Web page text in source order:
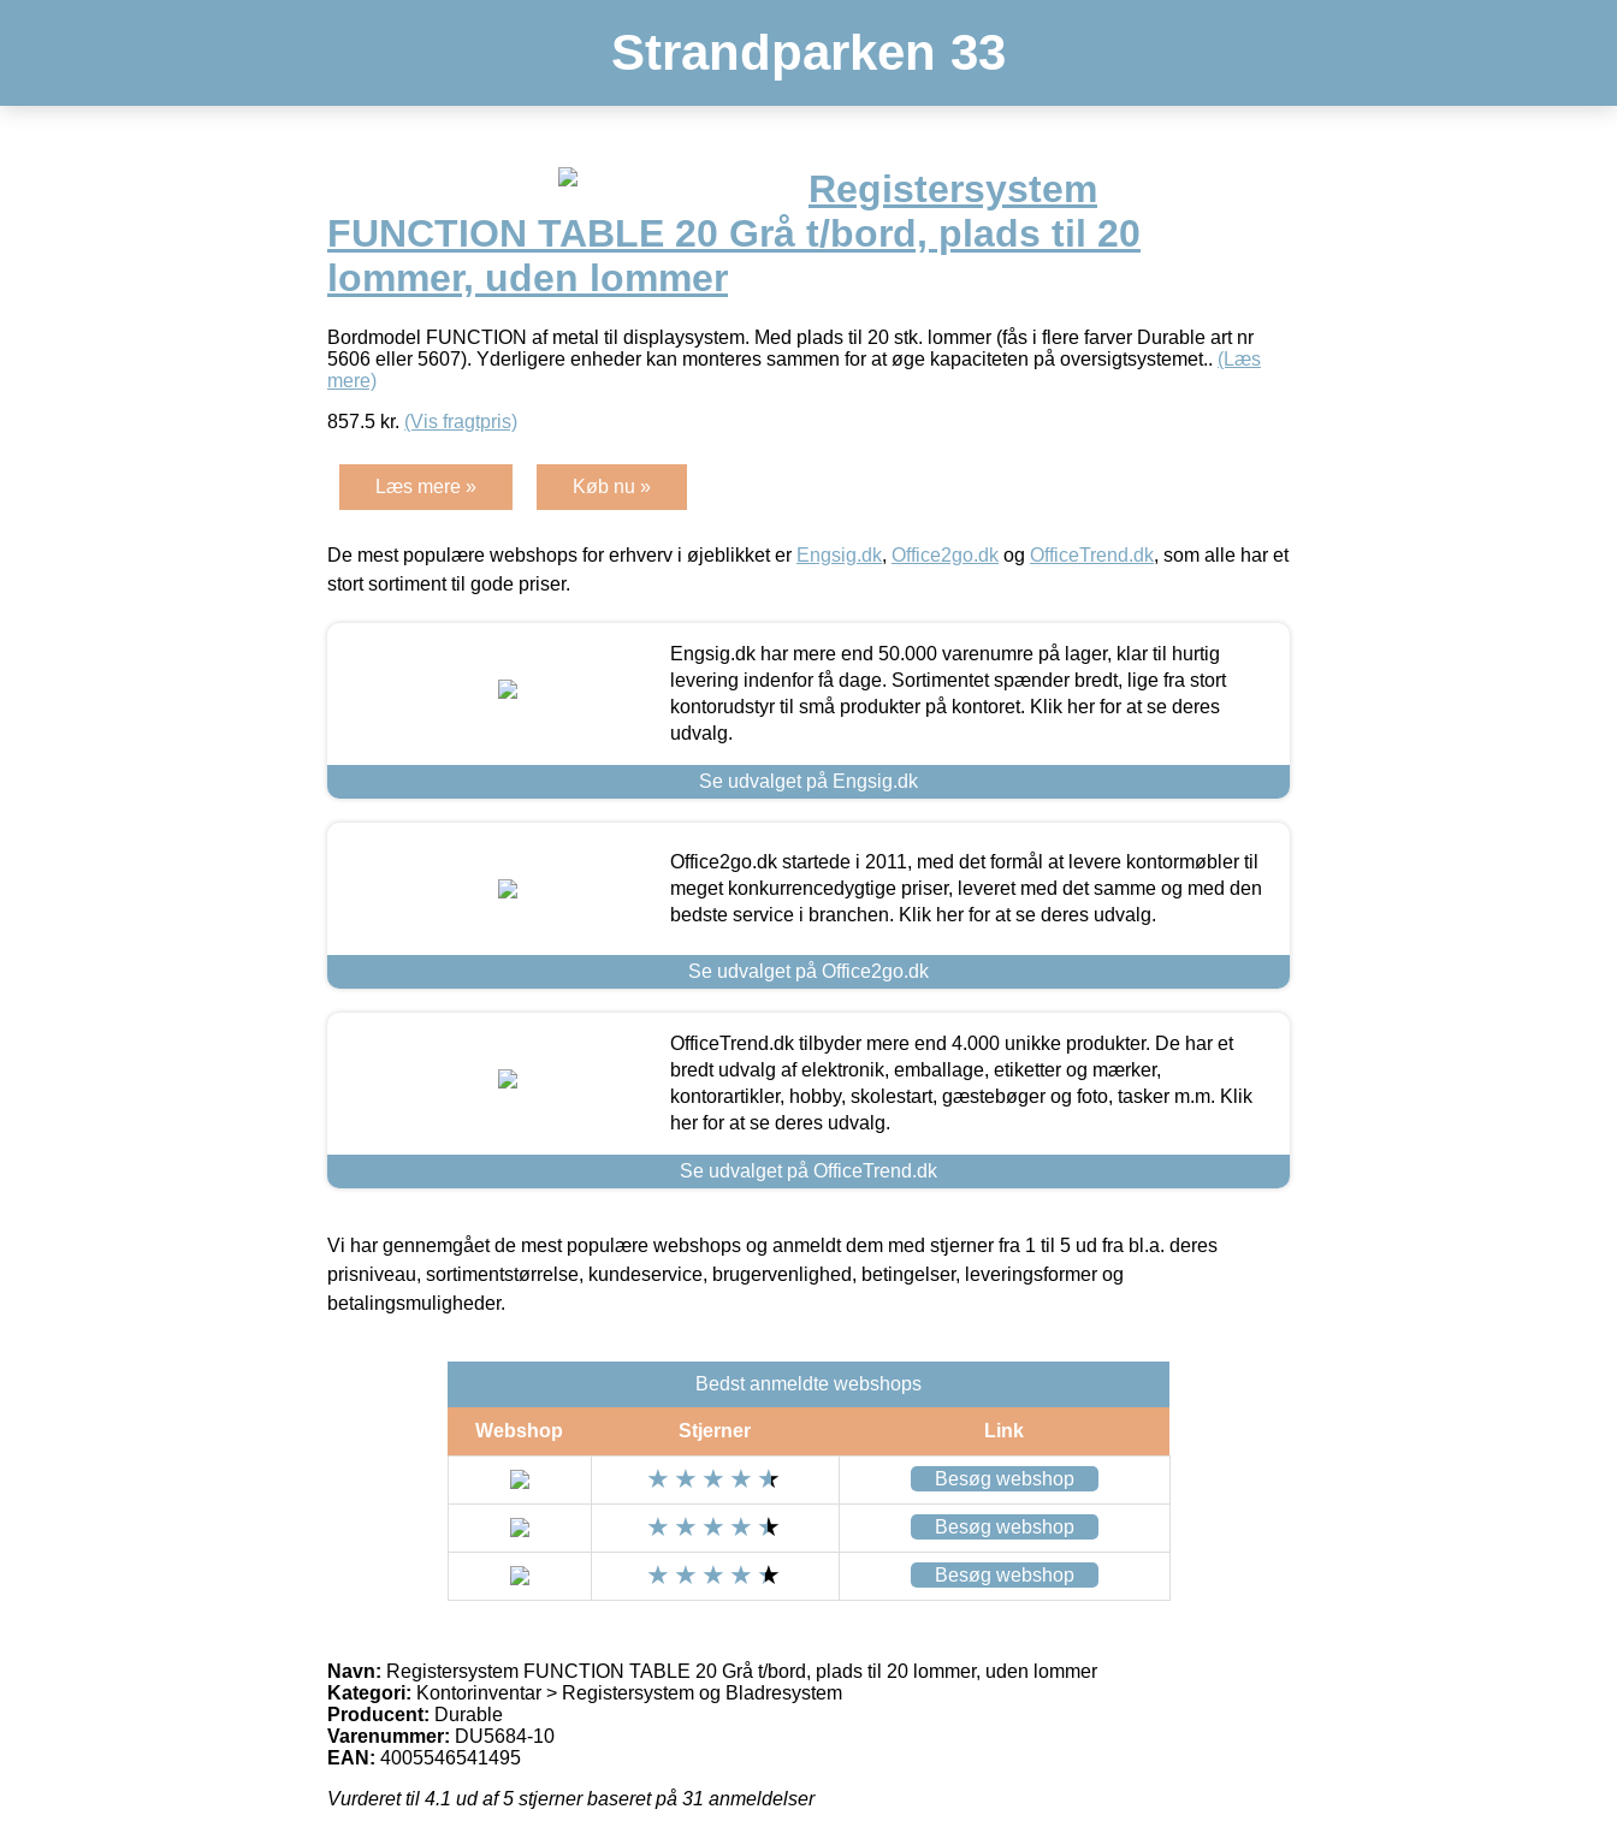
Strandparken 33
Registersystem
FUNCTION TABLE 20 Grå t/bord, plads til 20
lommer, uden lommer
Bordmodel FUNCTION af metal til displaysystem. Med plads til 20 stk. lommer (fås i flere farver Durable art nr
5606 eller 5607). Yderligere enheder kan monteres sammen for at øge kapaciteten på oversigtsystemet.. (Læs
mere)
857.5 kr. (Vis fragtpris)
Læs mere » Køb nu »
De mest populære webshops for erhverv i øjeblikket er Engsig.dk, Office2go.dk og OfficeTrend.dk, som alle har et
stort sortiment til gode priser.
Engsig.dk har mere end 50.000 varenumre på lager, klar til hurtig
levering indenfor få dage. Sortimentet spænder bredt, lige fra stort
kontorudstyr til små produkter på kontoret. Klik her for at se deres
udvalg.
Se udvalget på Engsig.dk
Office2go.dk startede i 2011, med det formål at levere kontormøbler til
meget konkurrencedygtige priser, leveret med det samme og med den
bedste service i branchen. Klik her for at se deres udvalg.
Se udvalget på Office2go.dk
OfficeTrend.dk tilbyder mere end 4.000 unikke produkter. De har et
bredt udvalg af elektronik, emballage, etiketter og mærker,
kontorartikler, hobby, skolestart, gæstebøger og foto, tasker m.m. Klik
her for at se deres udvalg.
Se udvalget på OfficeTrend.dk
Vi har gennemgået de mest populære webshops og anmeldt dem med stjerner fra 1 til 5 ud fra bl.a. deres
prisniveau, sortimentstørrelse, kundeservice, brugervenlighed, betingelser, leveringsformer og
betalingsmuligheder.
Bedst anmeldte webshops
Webshop Stjerner Link
Besøg webshop
Besøg webshop
Besøg webshop
Navn: Registersystem FUNCTION TABLE 20 Grå t/bord, plads til 20 lommer, uden lommer
Kategori: Kontorinventar > Registersystem og Bladresystem
Producent: Durable
Varenummer: DU5684-10
EAN: 4005546541495
Vurderet til 4.1 ud af 5 stjerner baseret på 31 anmeldelser